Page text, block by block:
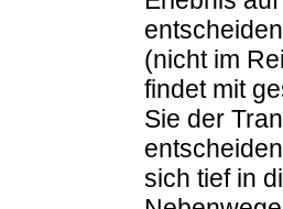
(nicht im
findet mit
Sie der
sich tief in